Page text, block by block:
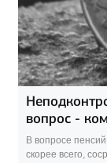
вопрос -
В вопросе
скорее всего,